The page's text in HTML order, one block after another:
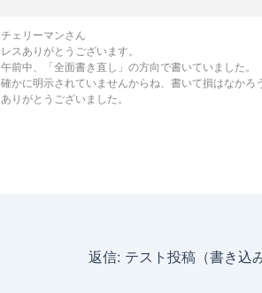
チェリーマンさん
レスありがとうございます。
午前中、「全面書き直し」の方向で書いていました。
確かに明示されていませんからね、書いて損はなかろ
ありがとうございました。
返信: テスト投稿（書き込